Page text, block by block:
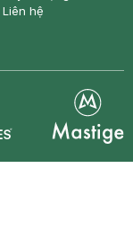
Liên hệ